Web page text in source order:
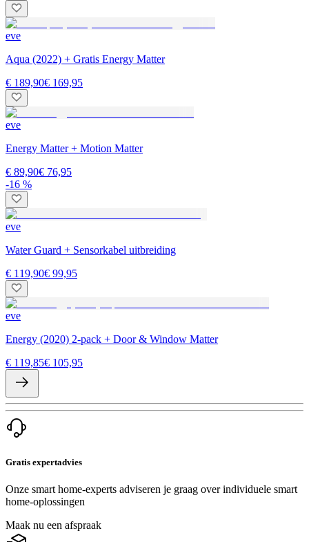
eve
Aqua (2022) + Gratis Energy Matter
€ 189,90€ 169,95
eve
Energy Matter + Motion Matter
€ 89,90€ 76,95
-16 %
eve
Water Guard + Sensorkabel uitbreiding
€ 119,90€ 99,95
eve
Energy (2020) 2-pack + Door & Window Matter
€ 119,85€ 105,95
Gratis expertadvies
Onze smart home-experts adviseren je graag over individuele smart
home-oplossingen
Maak nu een afspraak